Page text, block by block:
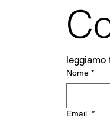
Nome *
Email *